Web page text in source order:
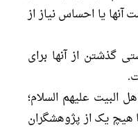
یا احساس نیاز از
گذشتن از آنها برای
البیت علیهم السلام؛
هیچ یک از پژوهشگران